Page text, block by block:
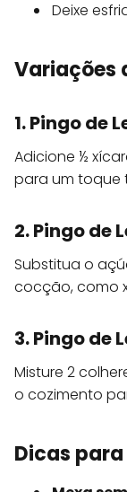
Deixe
Variações
1. Pingo de
Adicione ½
para um toque
2. Pingo de
Substitua o
cocção, como
3. Pingo de
Misture 2
o cozimento
Dicas para